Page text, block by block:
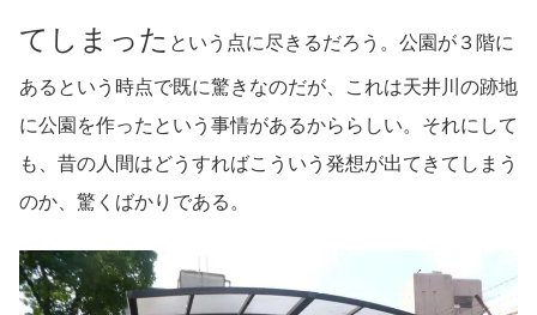
てしまった という点に尽きるだろう。公園が３階に
あるという時点で既に驚きなのだが、これは天井川の跡地
に公園を作ったという事情があるかららしい。それにして
も、昔の人間はどうすればこういう発想が出てきてしまう
のか、驚くばかりである。